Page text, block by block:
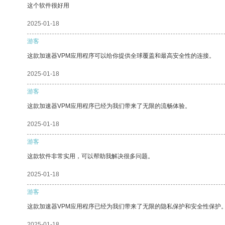
这个软件很好用
2025-01-18
游客
这款加速器VPM应用程序可以给你提供全球覆盖和最高安全性的连接。
2025-01-18
游客
这款加速器VPM应用程序已经为我们带来了无限的流畅体验。
2025-01-18
游客
这款软件非常实用，可以帮助我解决很多问题。
2025-01-18
游客
这款加速器VPM应用程序已经为我们带来了无限的隐私保护和安全性保护